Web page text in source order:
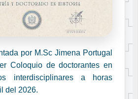
por M.Sc Jimena Portugal
Coloquio de doctorantes en
interdisciplinares a horas
del 2026.